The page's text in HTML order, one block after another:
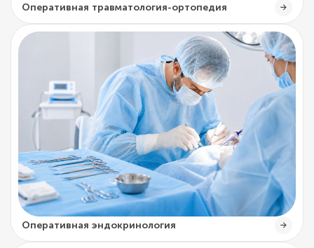
Оперативная травматология-ортопедия
Оперативная эндокринология